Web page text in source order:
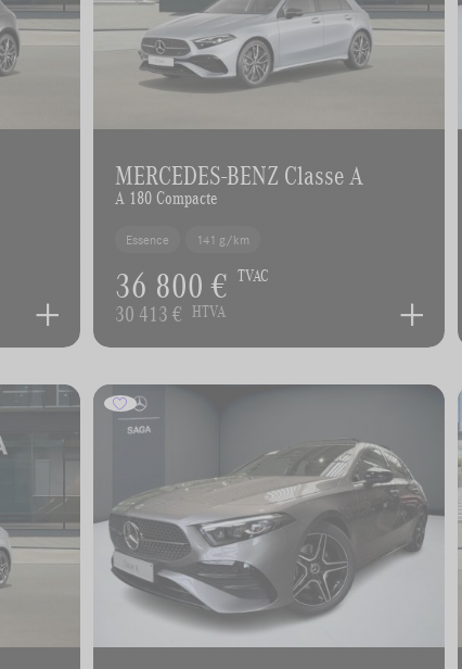
MERCEDES-BENZ Classe A
A 180 Compacte
Essence 141 g/km
36 800 € TVAC
30 413 € HTVA